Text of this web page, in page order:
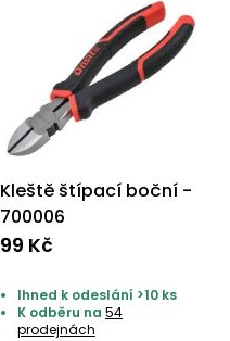
Kleště štípací boční -
700006
99 Kč
Ihned k odeslání >10 ks
K odběru na 54
prodejnách